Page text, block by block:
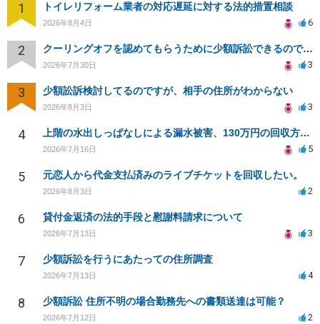
1 トイレリフォーム業者の対応遅延に対する法的措置相談
2026年8月4日 6
2 クーリングオフを認めてもらうために少額訴訟できるのでしょうか。
2026年7月30日 3
3 少額訟訴検討してるのですが、相手の住所がわからない
2026年8月3日 3
4 上階の水出しっぱなしによる漏水被害、130万円の回収方法を相談したい
2026年7月16日 5
5 元恋人から代金支払済みのライブチケットを回収したい。
2026年8月3日 2
6 貸付金返済の法的手段と慰謝料請求について
2026年7月13日 3
7 少額訴訟を行うにあたっての住所調査
2026年7月13日 4
8 少額訴訟 住所不明の場合勤務先への書類送達は可能？
2026年7月12日 2